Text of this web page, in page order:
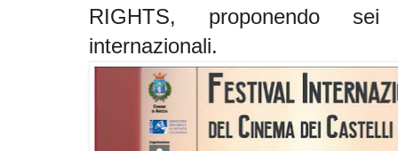
RIGHTS, proponendo sei
internazionali.